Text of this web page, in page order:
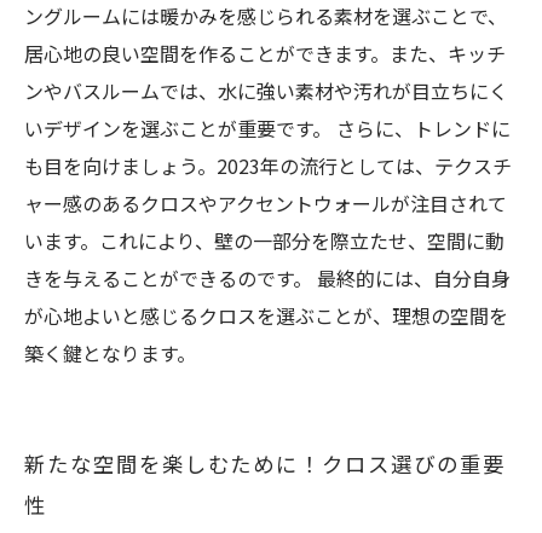
ングルームには暖かみを感じられる素材を選ぶことで、
居心地の良い空間を作ることができます。また、キッチ
ンやバスルームでは、水に強い素材や汚れが目立ちにく
いデザインを選ぶことが重要です。 さらに、トレンドに
も目を向けましょう。2023年の流行としては、テクスチ
ャー感のあるクロスやアクセントウォールが注目されて
います。これにより、壁の一部分を際立たせ、空間に動
きを与えることができるのです。 最終的には、自分自身
が心地よいと感じるクロスを選ぶことが、理想の空間を
築く鍵となります。
新たな空間を楽しむために！クロス選びの重要
性